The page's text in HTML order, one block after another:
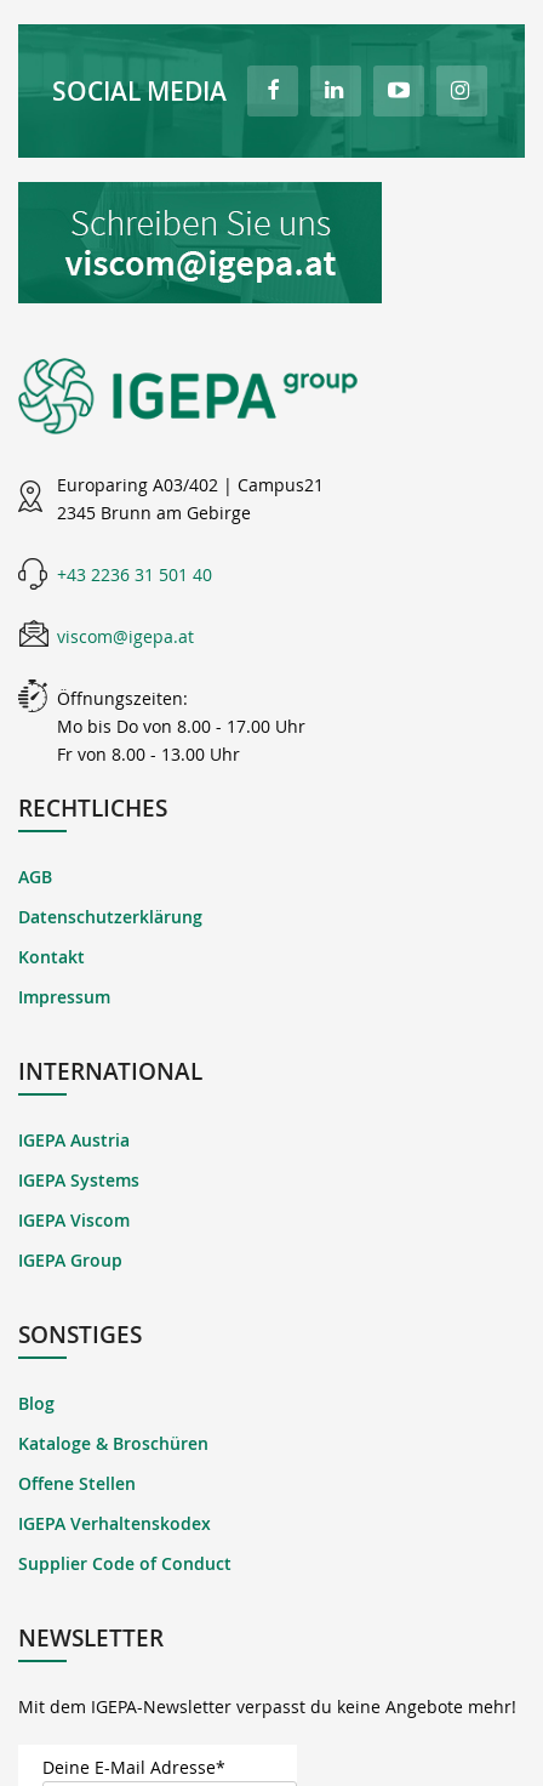
SOCIAL MEDIA
Europaring A03/402 | Campus21
2345 Brunn am Gebirge
+43 2236 31 501 40
viscom@igepa.at
Öffnungszeiten:
Mo bis Do von 8.00 - 17.00 Uhr
Fr von 8.00 - 13.00 Uhr
RECHTLICHES
AGB
Datenschutzerklärung
Kontakt
Impressum
INTERNATIONAL
IGEPA Austria
IGEPA Systems
IGEPA Viscom
IGEPA Group
SONSTIGES
Blog
Kataloge & Broschüren
Offene Stellen
IGEPA Verhaltenskodex
Supplier Code of Conduct
NEWSLETTER
Mit dem IGEPA-Newsletter verpasst du keine Angebote mehr!
Deine E-Mail Adresse*